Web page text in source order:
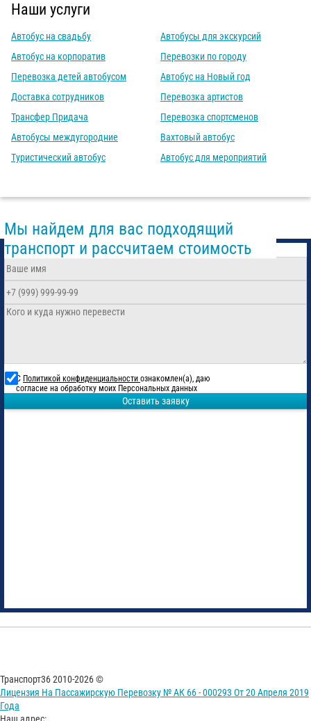
Наши услуги
Автобус на свадьбу
Автобус на корпоратив
Перевозка детей автобусом
Доставка сотрудников
Трансфер Придача
Автобусы междугородние
Туристический автобус
Автобусы для экскурсий
Перевозки по городу
Автобус на Новый год
Перевозка артистов
Перевозка спортсменов
Вахтовый автобус
Автобус для мероприятий
Мы найдем для вас подходящий
транспорт и рассчитаем стоимость
С Политикой конфиденциальности ознакомлен(а), даю
согласие на обработку моих Персональных данных
Оставить заявку
Транспорт36 2010-2026 ©
Лицензия На Пассажирскую Перевозку № АК 66 - 000293 От 20 Апреля 2019
Года